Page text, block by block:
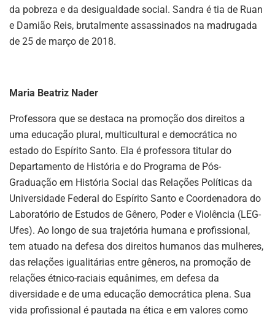
da pobreza e da desigualdade social. Sandra é tia de Ruan
e Damião Reis, brutalmente assassinados na madrugada
de 25 de março de 2018.
Maria Beatriz Nader
Professora que se destaca na promoção dos direitos a
uma educação plural, multicultural e democrática no
estado do Espírito Santo. Ela é professora titular do
Departamento de História e do Programa de Pós-
Graduação em História Social das Relações Políticas da
Universidade Federal do Espírito Santo e Coordenadora do
Laboratório de Estudos de Gênero, Poder e Violência (LEG-
Ufes). Ao longo de sua trajetória humana e profissional,
tem atuado na defesa dos direitos humanos das mulheres,
das relações igualitárias entre gêneros, na promoção de
relações étnico-raciais equânimes, em defesa da
diversidade e de uma educação democrática plena. Sua
vida profissional é pautada na ética e em valores como